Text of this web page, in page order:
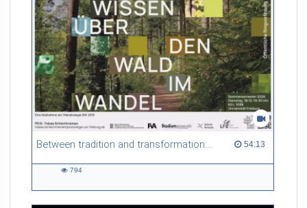
Between tradition and transformation: how owners, advisers and institutions co-create knowledge for resilient forests in Europe 54:13
54:13 duration
794